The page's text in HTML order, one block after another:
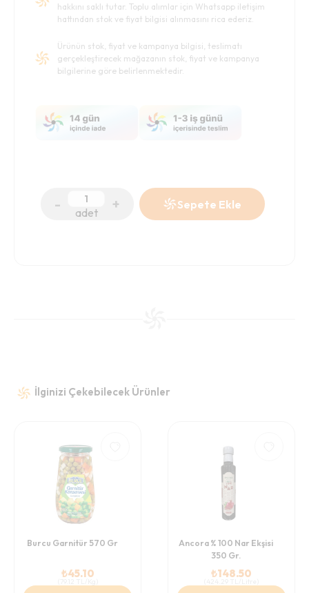
hakkını saklı tutar. Toplu alımlar için Whatsapp iletişim
hattından stok ve fiyat bilgisi alınmasını rica ederiz.
Ürünün stok, fiyat ve kampanya bilgisi, teslimatı
gerçekleştirecek mağazanın stok, fiyat ve kampanya
bilgilerine göre belirlenmektedir.
- adet + Sepete Ekle
İlginizi Çekebilecek Ürünler
Burcu Garnitür 570 Gr
₺45.10
Ancora % 100 Nar Ekşisi
350 Gr.
₺148.50